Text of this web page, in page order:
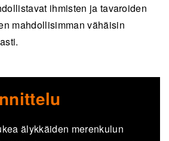
ihmisten ja tavaroiden
mahdollisimman vähäisin
älykkäiden merenkulun